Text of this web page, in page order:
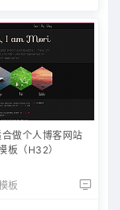
合做个人博客网站
板（H32）
板